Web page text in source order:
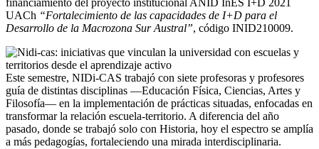
financiamiento del proyecto institucional ANID InES I+D 2021
UACh “Fortalecimiento de las capacidades de I+D para el
Desarrollo de la Macrozona Sur Austral”, código INID210009.
Este semestre, NIDi-CAS trabajó con siete profesoras y profesores
guía de distintas disciplinas —Educación Física, Ciencias, Artes y
Filosofía— en la implementación de prácticas situadas, enfocadas en
transformar la relación escuela-territorio. A diferencia del año
pasado, donde se trabajó solo con Historia, hoy el espectro se amplía
a más pedagogías, fortaleciendo una mirada interdisciplinaria.